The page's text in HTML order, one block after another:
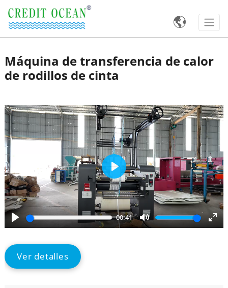

Máquina de transferencia de calor
de rodillos de cinta
Play
00:41
Mute
Play
Ver detalles